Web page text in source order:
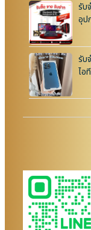
รับ
อุป
รับ
ไอ